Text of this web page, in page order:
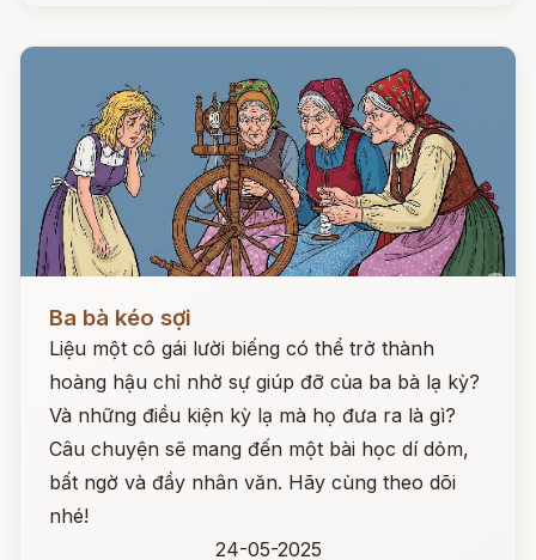
Ba bà kéo sợi
Liệu một cô gái lười biếng có thể trở thành
hoàng hậu chỉ nhờ sự giúp đỡ của ba bà lạ kỳ?
Và những điều kiện kỳ lạ mà họ đưa ra là gì?
Câu chuyện sẽ mang đến một bài học dí dỏm,
bất ngờ và đầy nhân văn. Hãy cùng theo dõi
nhé!
24-05-2025